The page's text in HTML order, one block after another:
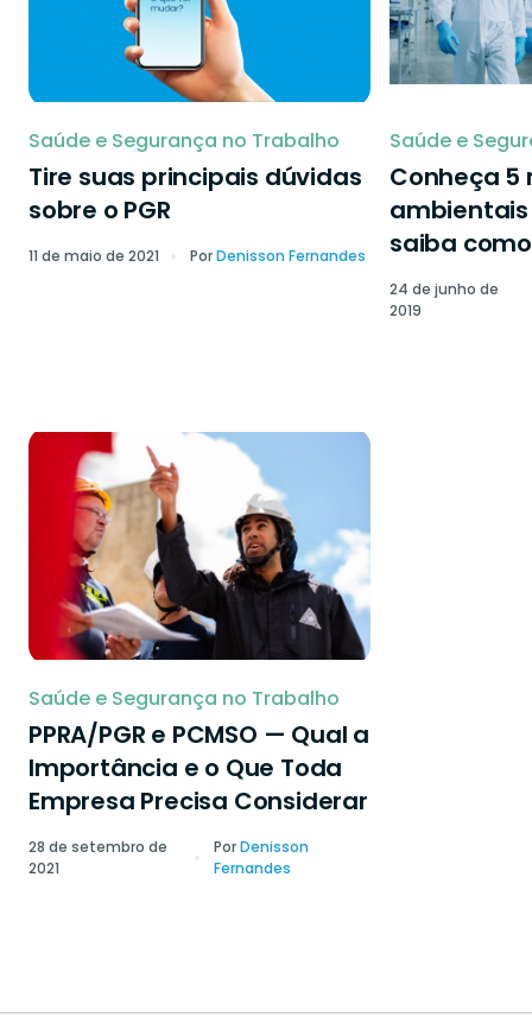
Saúde e Segurança no Trabalho
Tire suas principais dúvidas
sobre o PGR
11 de maio de 2021 PorDenisson Fernandes
Saúde e
Conheça 5
saiba
24 de junho de
2019
Saúde e Segurança no Trabalho
PPRA/PGR e PCMSO — Qual a
Importância e o Que Toda
Empresa Precisa Considerar
28 de setembro de
2021
PorDenisson
Fernandes